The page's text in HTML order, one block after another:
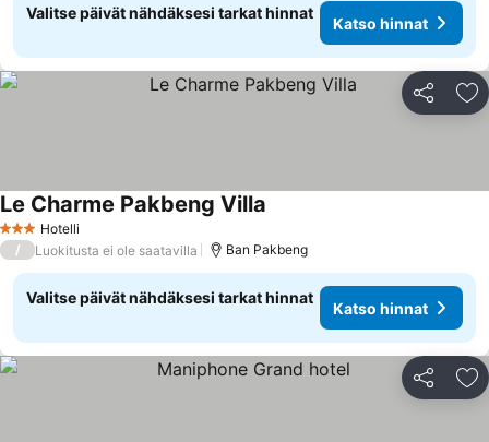
Valitse päivät nähdäksesi tarkat hinnat
Katso hinnat
Jaa
3 Tähtiluokitus
Hotelli
Le Charme Pakbeng Villa
/ Luokitusta ei ole saatavilla Ban Pakbeng
Valitse päivät nähdäksesi tarkat hinnat
Katso hinnat
Jaa